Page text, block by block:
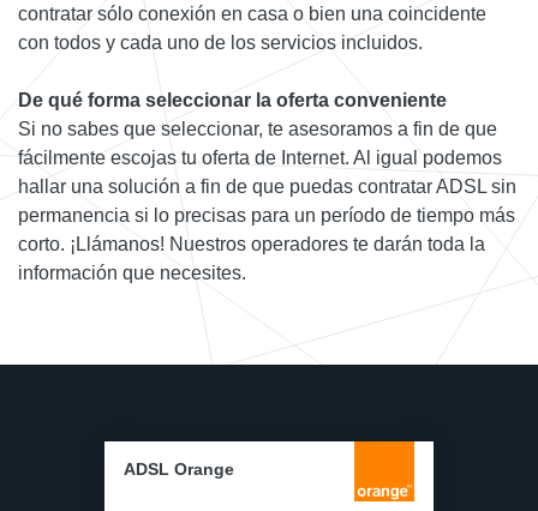
contratar sólo conexión en casa o bien una coincidente
con todos y cada uno de los servicios incluidos.
De qué forma seleccionar la oferta conveniente
Si no sabes que seleccionar, te asesoramos a fin de que
fácilmente escojas tu oferta de Internet. Al igual podemos
hallar una solución a fin de que puedas contratar ADSL sin
permanencia si lo precisas para un período de tiempo más
corto. ¡Llámanos! Nuestros operadores te darán toda la
información que necesites.
ADSL Orange